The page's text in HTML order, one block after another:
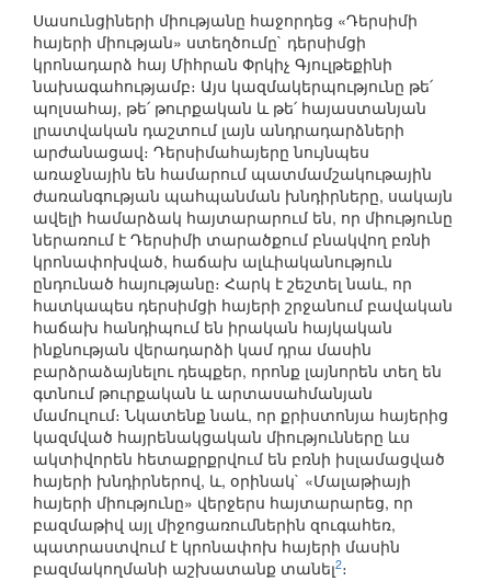
Սասունցիների միությանը հաջորդեց «Դերսիմի
հայերի միության» ստեղծումը` դերսիմցի
կրոնադարձ հայ Միհրան Փրկիչ Գյուլթեքինի
նախագահությամբ։ Այս կազմակերպությունը թե՛
պոլսահայ, թե՛ թուրքական և թե՛ հայաստանյան
լրատվական դաշտում լայն անդրադարձների
արժանացավ։ Դերսիմահայերը նույնպես
առաջնային են համարում պատմամշակութային
ժառանգության պահպանման խնդիրները, սակայն
ավելի համարձակ հայտարարում են, որ միությունը
ներառում է Դերսիմի տարածքում բնակվող բռնի
կրոնափոխված, հաճախ ալևիականություն
ընդունած հայությանը։ Հարկ է շեշտել նաև, որ
հատկապես դերսիմցի հայերի շրջանում բավական
հաճախ հանդիպում են իրական հայկական
ինքնության վերադարձի կամ դրա մասին
բարձրաձայնելու դեպքեր, որոնք լայնորեն տեղ են
գտնում թուրքական և արտասահմանյան
մամուլում։ Նկատենք նաև, որ քրիստոնյա հայերից
կազմված հայրենակցական միությունները ևս
ակտիվորեն հետաքրքրվում են բռնի իսլամացված
հայերի խնդիրներով, և, օրինակ` «Մալաթիայի
հայերի միությունը» վերջերս հայտարարեց, որ
բազմաթիվ այլ միջոցառումներին զուգահեռ,
պատրաստվում է կրոնափոխ հայերի մասին
բազմակողմանի աշխատանք տանել2։